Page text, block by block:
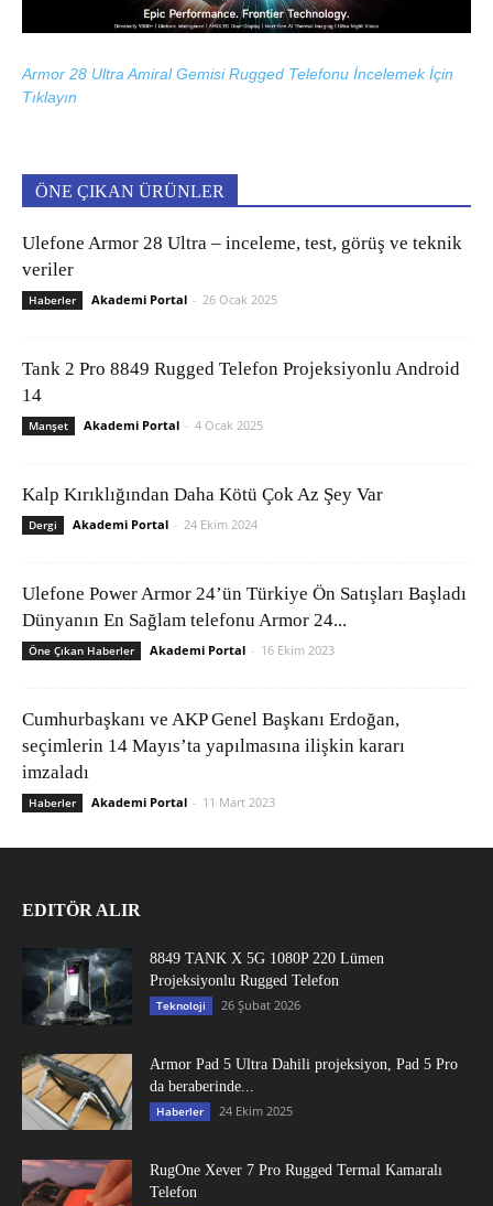
Armor 28 Ultra Amiral Gemisi Rugged Telefonu İncelemek İçin
Tıklayın
ÖNE ÇIKAN ÜRÜNLER
Ulefone Armor 28 Ultra – inceleme, test, görüş ve teknik
veriler
Haberler Akademi Portal - 26 Ocak 2025
Tank 2 Pro 8849 Rugged Telefon Projeksiyonlu Android
14
Manşet Akademi Portal - 4 Ocak 2025
Kalp Kırıklığından Daha Kötü Çok Az Şey Var
Dergi Akademi Portal - 24 Ekim 2024
Ulefone Power Armor 24’ün Türkiye Ön Satışları Başladı
Dünyanın En Sağlam telefonu Armor 24...
Öne Çıkan Haberler Akademi Portal - 16 Ekim 2023
Cumhurbaşkanı ve AKP Genel Başkanı Erdoğan,
seçimlerin 14 Mayıs’ta yapılmasına ilişkin kararı
imzaladı
Haberler Akademi Portal - 11 Mart 2023
EDITÖR ALIR
8849 TANK X 5G 1080P 220 Lümen
Projeksiyonlu Rugged Telefon
Teknoloji 26 Şubat 2026
Armor Pad 5 Ultra Dahili projeksiyon, Pad 5 Pro
da beraberinde...
Haberler 24 Ekim 2025
RugOne Xever 7 Pro Rugged Termal Kamaralı
Telefon